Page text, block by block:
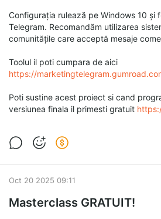
Configurația rulează pe Windows 10 și
Telegram. Recomandăm utilizarea
comunitățile care acceptă mesaje
Toolul il poti cumpara de aici
https://
Poti sustine acest proiect si cand
versiunea finala il primesti gratuit
Oct 20 2025 09:11
Masterclass GRATUIT!